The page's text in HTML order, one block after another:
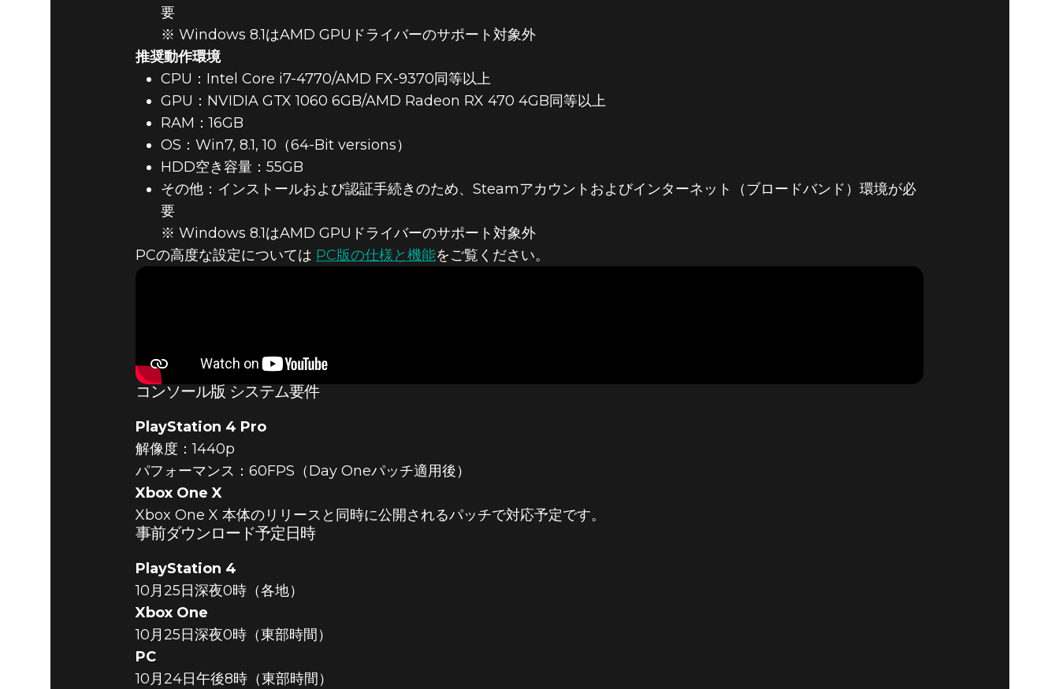
Wolfenstein II: The New Colossus 2017年10月24日
WOLFENSTEIN II: THE NEW
COLOSSUS – リリース詳細
要
※ Windows 8.1はAMD GPUドライバーのサポート対象外
推奨動作環境
CPU：Intel Core i7-4770/AMD FX-9370同等以上
GPU：NVIDIA GTX 1060 6GB/AMD Radeon RX 470 4GB同等以上
RAM：16GB
OS：Win7, 8.1, 10（64-Bit versions）
HDD空き容量：55GB
その他：インストールおよび認証手続きのため、Steamアカウントおよびインターネット（ブロードバンド）環境が必
要
※ Windows 8.1はAMD GPUドライバーのサポート対象外
PCの高度な設定については PC版の仕様と機能をご覧ください。
コンソール版 システム要件
PlayStation 4 Pro
解像度：1440p
パフォーマンス：60FPS（Day Oneパッチ適用後）
Xbox One X
Xbox One X 本体のリリースと同時に公開されるパッチで対応予定です。
事前ダウンロード予定日時
PlayStation 4
10月25日深夜0時（各地）
Xbox One
10月25日深夜0時（東部時間）
PC
10月24日午後8時（東部時間）